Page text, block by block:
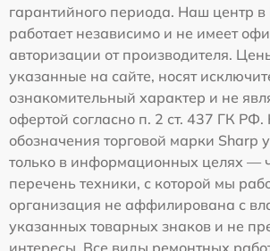
гарантийного периода. Наш центр в
работает независимо и не имеет
авторизации от производителя.
указанные на сайте, носят
ознакомительный характер и не
офертой согласно п. 2 ст. 437 ГК
обозначения торговой марки Sharp
только в информационных целях —
перечень техники, с которой мы
организация не аффилирована с
указанных товарных знаков и не
интересы. Все виды ремонтных